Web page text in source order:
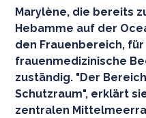
Marylène, die bereits
Hebamme auf der
den Frauenbereich,
frauenmedizinische
zuständig. "Der
Schutzraum", erklärt
zentralen